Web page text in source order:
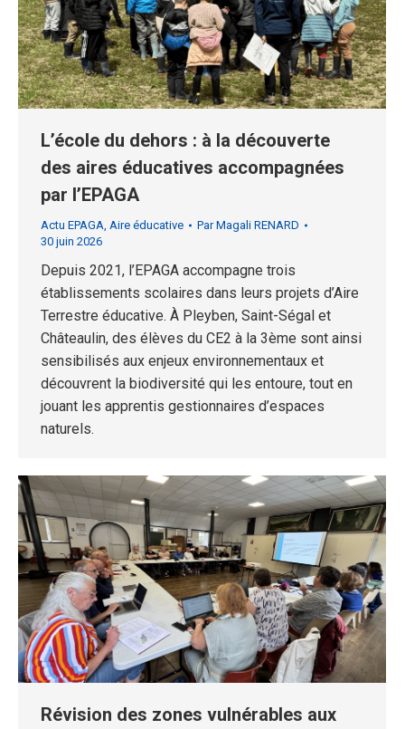
L’école du dehors : à la découverte
des aires éducatives accompagnées
par l’EPAGA
Actu EPAGA Aire éducative ParMagali RENARD
30 juin 2026
Depuis 2021, l’EPAGA accompagne trois
établissements scolaires dans leurs projets d’Aire
Terrestre éducative. À Pleyben, Saint-Ségal et
Châteaulin, des élèves du CE2 à la 3ème sont ainsi
sensibilisés aux enjeux environnementaux et
découvrent la biodiversité qui les entoure, tout en
jouant les apprentis gestionnaires d’espaces
naturels.
Révision des zones vulnérables aux